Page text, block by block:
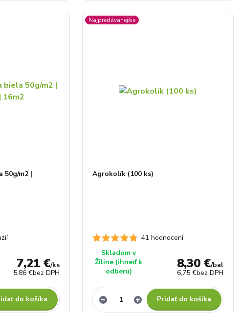
50g/m2 |
7,21 €/ks
5,86 €bez DPH
do košíka
Najpredávanejšie
41 hodnocení
Agrokolík (100 ks)
8,30 €/bal
6,75 €bez DPH
Skladom v
Žiline (ihneď k
odberu)
Pridať do košíka